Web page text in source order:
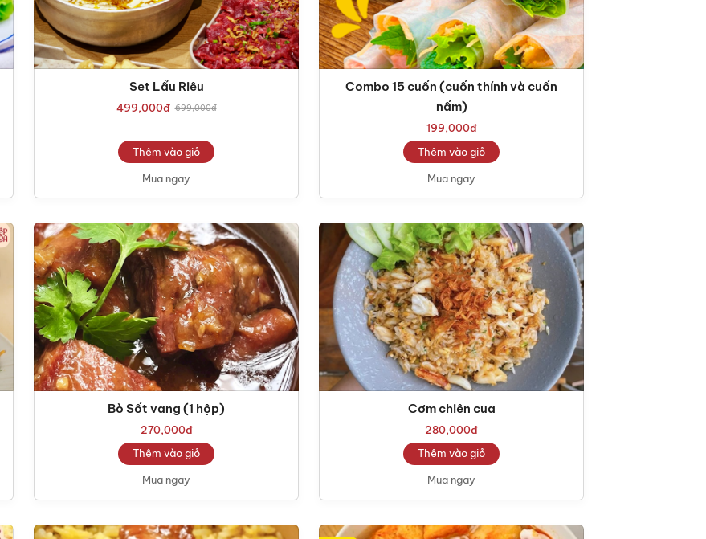
Set Lẩu Riêu
499,000đ 699,000đ
Mua ngay
Thêm vào giỏ
Combo 15 cuốn (cuốn thính và cuốn
nấm)
199,000đ
Mua ngay
Thêm vào giỏ
Bò Sốt vang (1 hộp)
270,000đ
Mua ngay
Thêm vào giỏ
Cơm chiên cua
280,000đ
Mua ngay
Thêm vào giỏ